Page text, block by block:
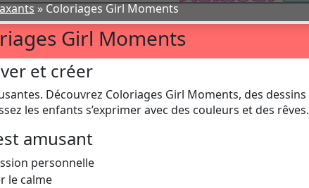
»Coloriages Girl Moments
Girl Moments
et créer
Découvrez Coloriages Girl Moments, des dessins
les enfants s’exprimer avec des couleurs et des rêves.
amusant
personnelle
le calme